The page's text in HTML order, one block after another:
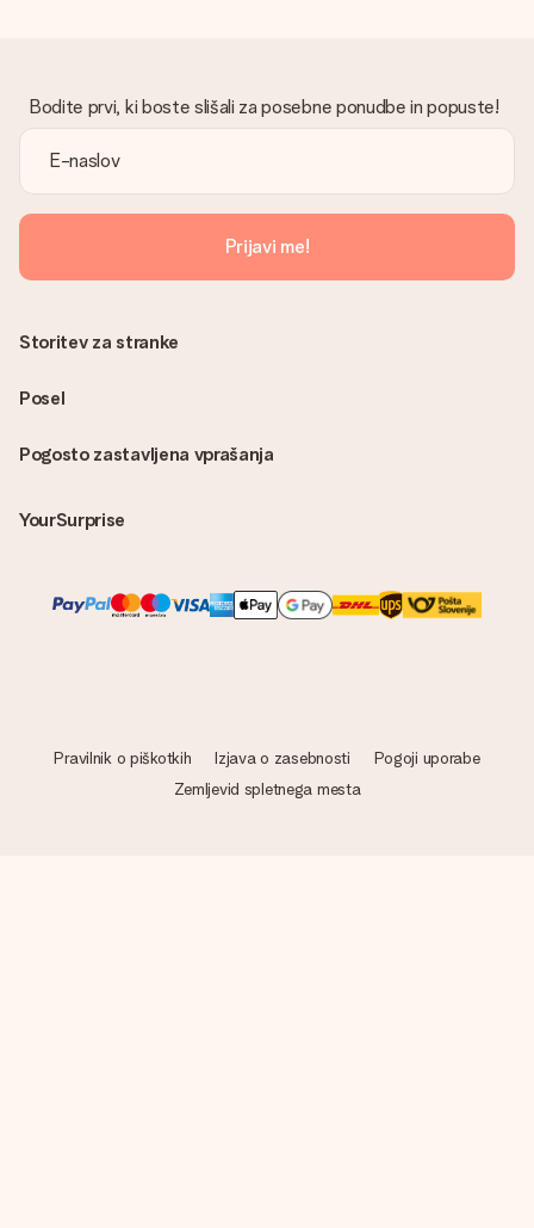
Bodite prvi, ki boste slišali za posebne ponudbe in popuste!
Prijavi me!
Pogosto zastavljena vprašanja
YourSurprise
Storitev za stranke
Posel
Pravilnik o piškotkih Izjava o zasebnosti
Pogoji uporabe
Zemljevid spletnega mesta